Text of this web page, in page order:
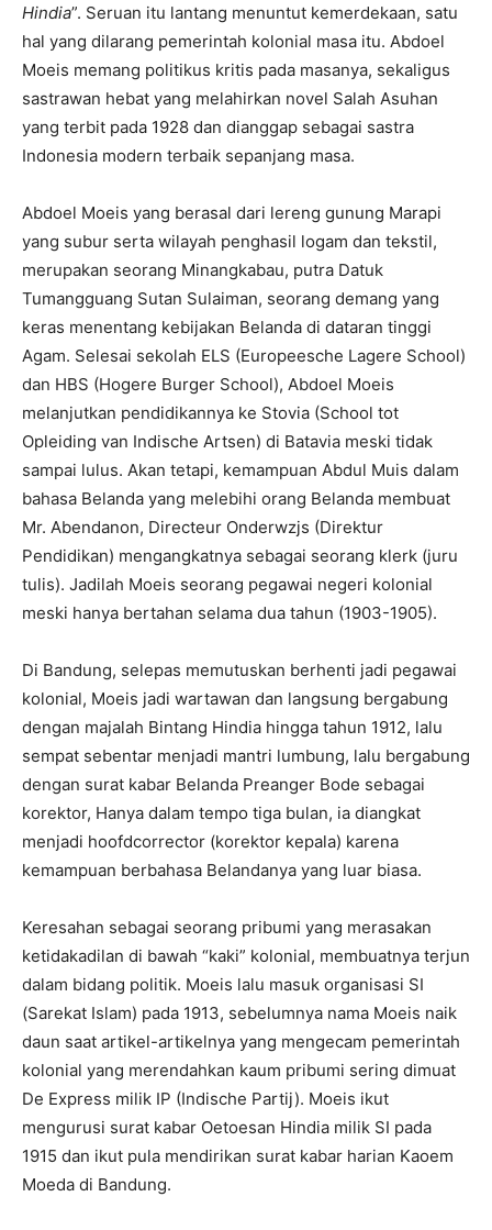
Hindia”. Seruan itu lantang menuntut kemerdekaan, satu
hal yang dilarang pemerintah kolonial masa itu. Abdoel
Moeis memang politikus kritis pada masanya, sekaligus
sastrawan hebat yang melahirkan novel Salah Asuhan
yang terbit pada 1928 dan dianggap sebagai sastra
Indonesia modern terbaik sepanjang masa.
Abdoel Moeis yang berasal dari lereng gunung Marapi
yang subur serta wilayah penghasil logam dan tekstil,
merupakan seorang Minangkabau, putra Datuk
Tumangguang Sutan Sulaiman, seorang demang yang
keras menentang kebijakan Belanda di dataran tinggi
Agam. Selesai sekolah ELS (Europeesche Lagere School)
dan HBS (Hogere Burger School), Abdoel Moeis
melanjutkan pendidikannya ke Stovia (School tot
Opleiding van Indische Artsen) di Batavia meski tidak
sampai lulus. Akan tetapi, kemampuan Abdul Muis dalam
bahasa Belanda yang melebihi orang Belanda membuat
Mr. Abendanon, Directeur Onderwzjs (Direktur
Pendidikan) mengangkatnya sebagai seorang klerk (juru
tulis). Jadilah Moeis seorang pegawai negeri kolonial
meski hanya bertahan selama dua tahun (1903-1905).
Di Bandung, selepas memutuskan berhenti jadi pegawai
kolonial, Moeis jadi wartawan dan langsung bergabung
dengan majalah Bintang Hindia hingga tahun 1912, lalu
sempat sebentar menjadi mantri lumbung, lalu bergabung
dengan surat kabar Belanda Preanger Bode sebagai
korektor, Hanya dalam tempo tiga bulan, ia diangkat
menjadi hoofdcorrector (korektor kepala) karena
kemampuan berbahasa Belandanya yang luar biasa.
Keresahan sebagai seorang pribumi yang merasakan
ketidakadilan di bawah “kaki” kolonial, membuatnya terjun
dalam bidang politik. Moeis lalu masuk organisasi SI
(Sarekat Islam) pada 1913, sebelumnya nama Moeis naik
daun saat artikel-artikelnya yang mengecam pemerintah
kolonial yang merendahkan kaum pribumi sering dimuat
De Express milik IP (Indische Partij). Moeis ikut
mengurusi surat kabar Oetoesan Hindia milik SI pada
1915 dan ikut pula mendirikan surat kabar harian Kaoem
Moeda di Bandung.